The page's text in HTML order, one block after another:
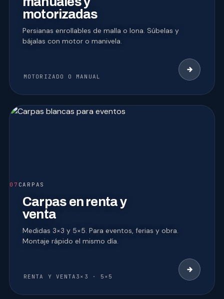
motorizadas
Persianas enrollables de malla o lona. Súbelas y
bájalas con motor o manivela.
MOTORIZADO O MANUAL
07 CARPAS
Carpas en renta y
venta
Medidas 3×3 y 5×5. Para eventos, ferias y obra.
Montaje rápido el mismo día.
RENTA Y VENTA 3×3 · 5×5